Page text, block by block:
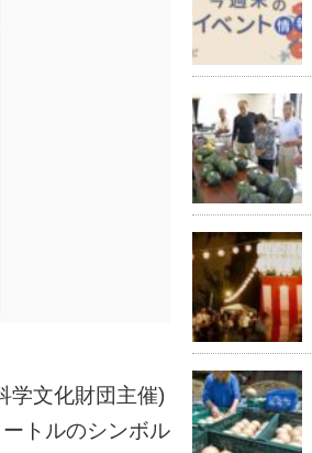
学文化財団主催)
トルのシンボル